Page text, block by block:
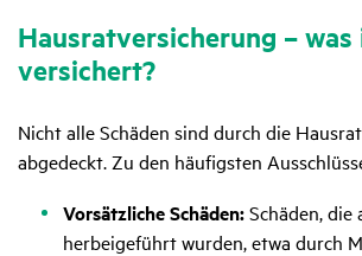
Haus­rat­ver­si­che­rung –
versi­chert?
Nicht alle Schäden sind durch die
abgedeckt. Zu den häufigsten
Vorsätzliche Schäden:Schäden, die
herbeigeführt wurden, etwa durch